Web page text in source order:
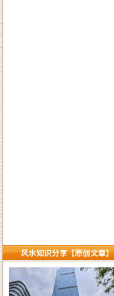
风水知识分享【原创文章】